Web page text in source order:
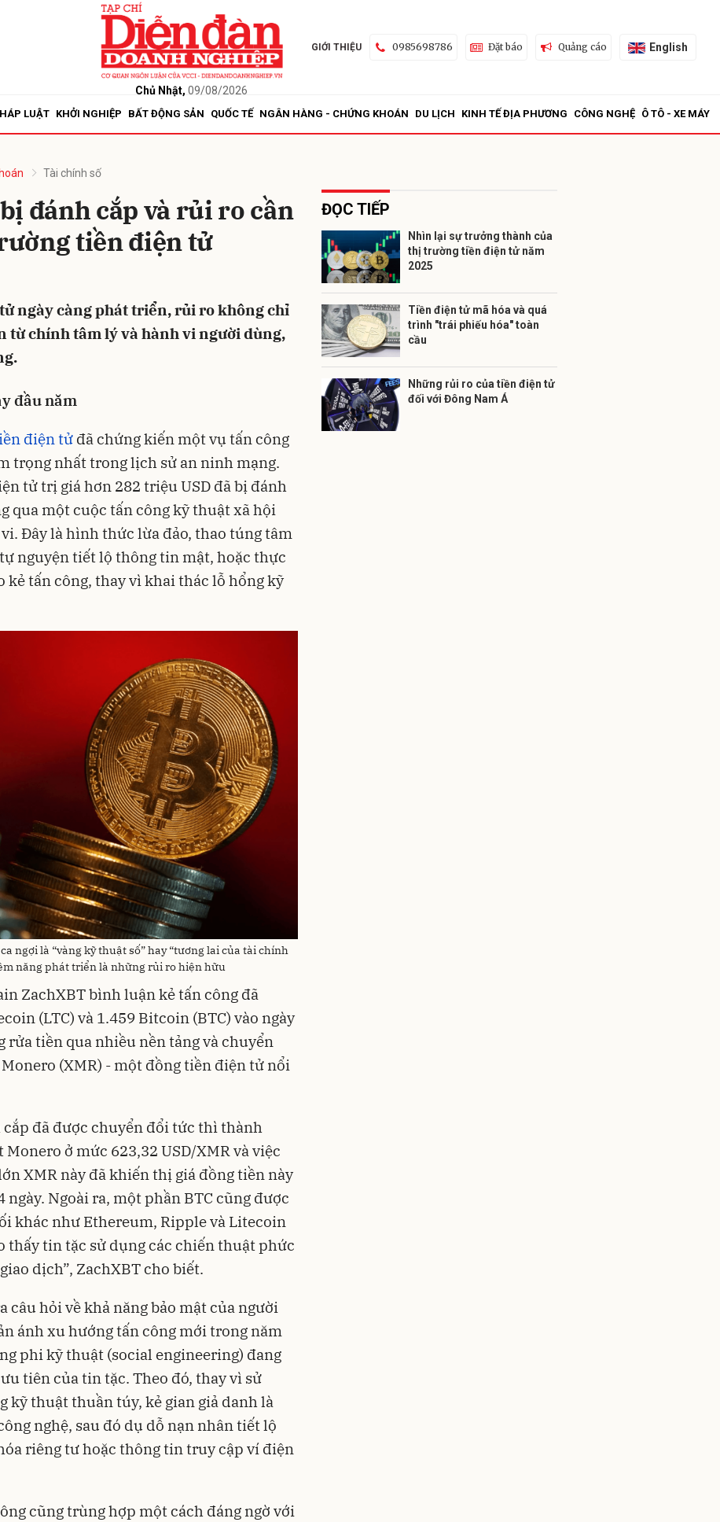
Chủ Nhật, 09/08/2026
GIỚI THIỆU 0985698786 Đặt báo Quảng cáo English
LUẬT KHỞI NGHIỆP BẤT ĐỘNG SẢN QUỐC TẾ NGÂN HÀNG - CHỨNG KHOÁN DU LỊCH KINH TẾ ĐỊA PHƯƠNG CÔNG NGHỆ Ô TÔ - XE MÁY
Tài chính số
đánh cắp và rủi ro cần
tiền điện tử
ngày càng phát triển, rủi ro không chỉ
từ chính tâm lý và hành vi người dùng,
đầu năm
điện tử đã chứng kiến một vụ tấn công
trọng nhất trong lịch sử an ninh mạng.
tử trị giá hơn 282 triệu USD đã bị đánh
qua một cuộc tấn công kỹ thuật xã hội
Đây là hình thức lừa đảo, thao túng tâm
nguyện tiết lộ thông tin mật, hoặc thực
kẻ tấn công, thay vì khai thác lỗ hổng kỹ
ngợi là “vàng kỹ thuật số” hay “tương lai của tài chính
năng phát triển là những rủi ro hiện hữu
ZachXBT bình luận kẻ tấn công đã
(LTC) và 1.459 Bitcoin (BTC) vào ngày
rửa tiền qua nhiều nền tảng và chuyển
(XMR) - một đồng tiền điện tử nổi
cắp đã được chuyển đổi tức thì thành
ở mức 623,32 USD/XMR và việc
XMR này đã khiến thị giá đồng tiền này
ngày. Ngoài ra, một phần BTC cũng được
khác như Ethereum, Ripple và Litecoin
thấy tin tặc sử dụng các chiến thuật phức
dịch”, ZachXBT cho biết.
câu hỏi về khả năng bảo mật của người
ánh xu hướng tấn công mới trong năm
phi kỹ thuật (social engineering) đang
tiên của tin tặc. Theo đó, thay vì sử
kỹ thuật thuần túy, kẻ gian giả danh là
nghệ, sau đó dụ dỗ nạn nhân tiết lộ
riêng tư hoặc thông tin truy cập ví điện
cũng trùng hợp một cách đáng ngờ với
ĐỌC TIẾP
Nhìn lại sự trưởng thành của
thị trường tiền điện tử năm
2025
Tiền điện tử mã hóa và quá
trình "trái phiếu hóa" toàn
cầu
Những rủi ro của tiền điện tử
đối với Đông Nam Á
Gửi